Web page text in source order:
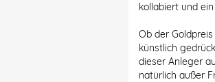
kollabiert und
Ob der
künstlich
dieser Anleger
natürlich außer